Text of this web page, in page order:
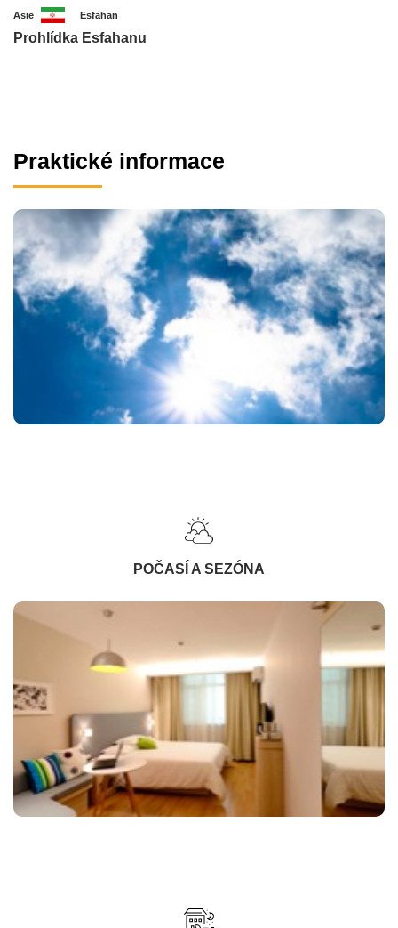
Asie Esfahan
Prohlídka Esfahanu
Praktické informace
POČASÍ A SEZÓNA